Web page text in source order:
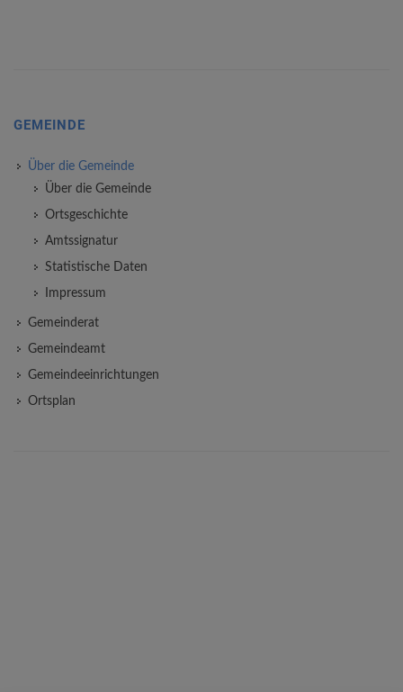
GEMEINDE
Über die Gemeinde
Über die Gemeinde
Ortsgeschichte
Amtssignatur
Statistische Daten
Impressum
Gemeinderat
Gemeindeamt
Gemeindeeinrichtungen
Ortsplan